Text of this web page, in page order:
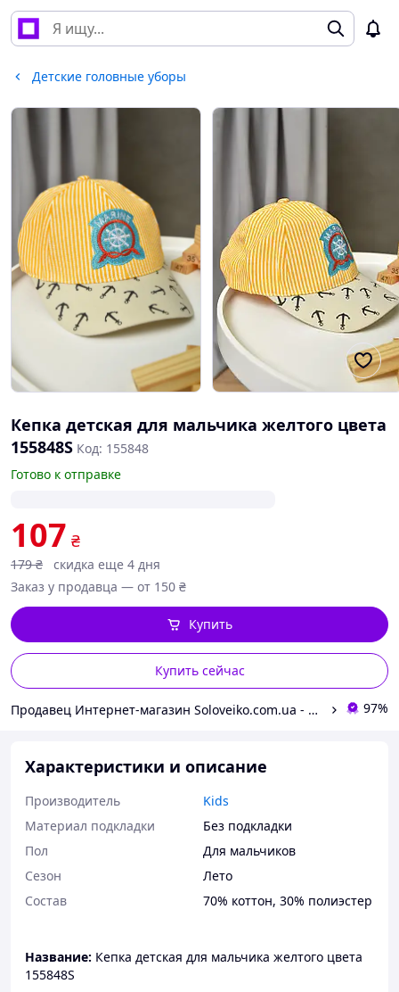
Детские головные уборы
Кепка детская для мальчика желтого цвета
155848S Код: 155848
Готово к отправке
107 ₴
179 ₴
скидка еще 4 дня
Заказ у продавца — от 150 ₴
Купить сейчас
Купить
Продавец Интернет-магазин Soloveiko.com.ua - одежда и обувь для всей семьи, Украина 97%
Характеристики и описание
Производитель
Kids
Материал подкладки
Без подкладки
Пол
Для мальчиков
Сезон
Лето
Состав
70% коттон, 30% полиэстер
Название: Кепка детская для мальчика желтого цвета
155848S